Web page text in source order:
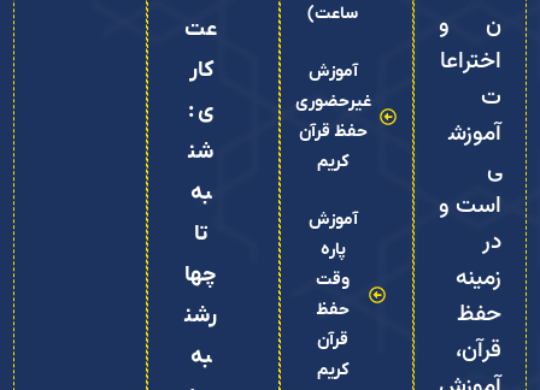
ن و
اختراعا
ت
آموزش
ی
است و
در
زمینه
حفظ
قرآن،
ساعت)
آموزش
غیرحضوری
حفظ قرآن
کریم
آموزش
پاره
وقت
حفظ
قرآن
کریم
عت
کار
ی :
شن
به
تا
چها
رشن
به